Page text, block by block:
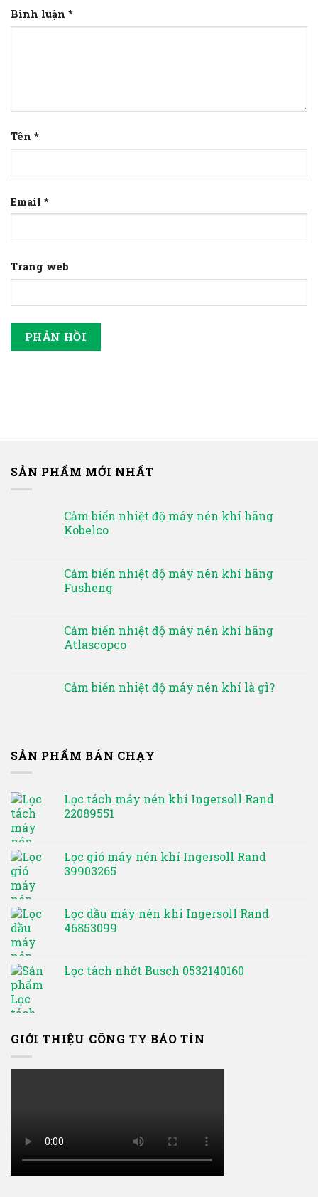
Bình luận *
Tên *
Email *
Trang web
SẢN PHẨM MỚI NHẤT
Cảm biến nhiệt độ máy nén khí hãng
Kobelco
Cảm biến nhiệt độ máy nén khí hãng
Fusheng
Cảm biến nhiệt độ máy nén khí hãng
Atlascopco
Cảm biến nhiệt độ máy nén khí là gì?
SẢN PHẨM BÁN CHẠY
Lọc tách máy nén khí Ingersoll Rand
22089551
Lọc gió máy nén khí Ingersoll Rand
39903265
Lọc dầu máy nén khí Ingersoll Rand
46853099
Lọc tách nhớt Busch 0532140160
GIỚI THIỆU CÔNG TY BẢO TÍN